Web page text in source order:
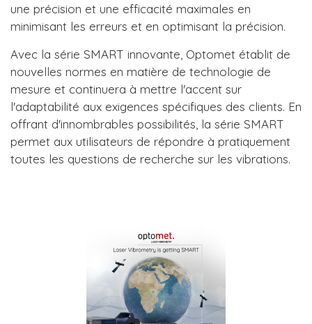
une précision et une efficacité maximales en
minimisant les erreurs et en optimisant la précision.
Avec la série SMART innovante, Optomet établit de
nouvelles normes en matière de technologie de
mesure et continuera à mettre l'accent sur
l'adaptabilité aux exigences spécifiques des clients. En
offrant d'innombrables possibilités, la série SMART
permet aux utilisateurs de répondre à pratiquement
toutes les questions de recherche sur les vibrations.